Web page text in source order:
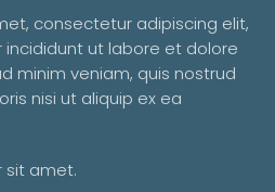
consectetur adipiscing elit,
ut labore et dolore
minim veniam, quis nostrud
nisi ut aliquip ex ea
sit amet.